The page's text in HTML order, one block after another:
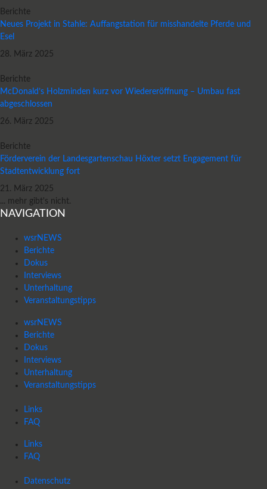
Berichte
Neues Projekt in Stahle: Auffangstation für misshandelte Pferde und
Esel
28. März 2025
Berichte
McDonald’s Holzminden kurz vor Wiedereröffnung – Umbau fast
abgeschlossen
26. März 2025
Berichte
Förderverein der Landesgartenschau Höxter setzt Engagement für
Stadtentwicklung fort
21. März 2025
... mehr gibt's nicht.
NAVIGATION
wsrNEWS
Berichte
Dokus
Interviews
Unterhaltung
Veranstaltungstipps
wsrNEWS
Berichte
Dokus
Interviews
Unterhaltung
Veranstaltungstipps
Links
FAQ
Links
FAQ
Datenschutz